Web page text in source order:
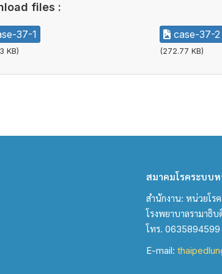
files :
37-1
KB)
case-37-2
(272.77 KB)
สมาคมโรคระบบ
สำนักงาน: หน่วยโร
โรงพยาบาลรามาธิ
โทร. 0635894599
E-mail: